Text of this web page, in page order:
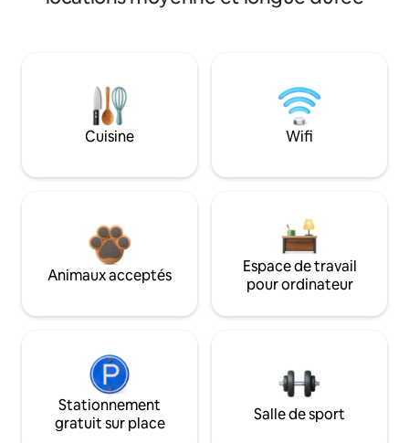
Cuisine Wifi
Animaux acceptés
Espace de travail
pour ordinateur
Stationnement
gratuit sur place
Salle de sport